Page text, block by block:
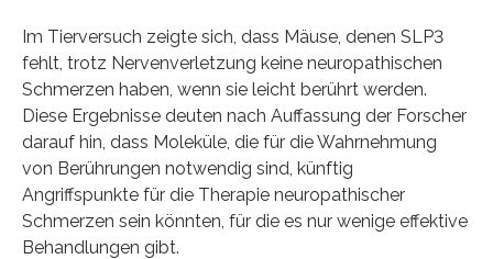
Im Tierversuch zeigte sich, dass Mäuse, denen SLP3
fehlt, trotz Nervenverletzung keine neuropathischen
Schmerzen haben, wenn sie leicht berührt werden.
Diese Ergebnisse deuten nach Auffassung der Forscher
darauf hin, dass Moleküle, die für die Wahrnehmung
von Berührungen notwendig sind, künftig
Angriffspunkte für die Therapie neuropathischer
Schmerzen sein könnten, für die es nur wenige effektive
Behandlungen gibt.